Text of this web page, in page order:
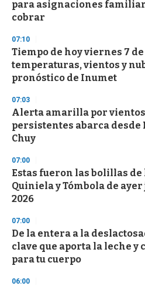
para asignaciones
cobrar
07:10
Tiempo de hoy viernes 7
temperaturas, vientos y
pronóstico de Inumet
07:03
Alerta amarilla por
persistentes abarca desde
Chuy
07:00
Estas fueron las bolillas de
Quiniela y Tómbola de ayer
2026
07:00
De la entera a la
clave que aporta la leche y
para tu cuerpo
06:00